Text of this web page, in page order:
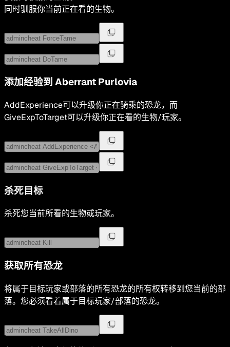
同时驯服你当前正在看的生物。
添加经验到 Aberrant Purlovia
AddExperience可以升级你正在骑乘的恐龙，而
GiveExpToTarget可以升级你正在看的生物/玩家。
杀死目标
杀死您当前所看的生物或玩家。
获取所有恐龙
将属于目标玩家或部落的所有恐龙的所有权转移到您当前的部
落。您必须看着属于目标玩家/部落的恐龙。